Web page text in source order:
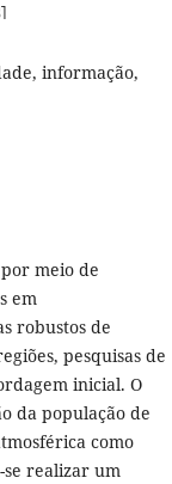
informação,
meio de
em
robustos de
pesquisas de
inicial. O
da população de
como
se realizar um